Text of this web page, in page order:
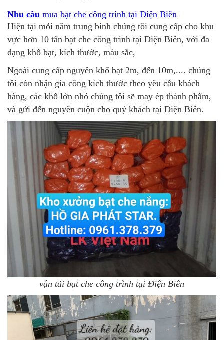
Nhu cầu mua bạt che công trình tại Điện Biên
Hiện tại mỗi năm trung bình chúng tôi cung cấp cho khu
vực hơn 10 tấn bạt che công trình tại Điện Biên, với đa
dạng khổ bạt, kích thước, màu sắc,
Ngoài cung cấp nguyên khổ bạt 2m, đến 10m,.... chúng
tôi còn nhận gia công kích thước theo yêu cầu khách
hàng, các khổ lớn nhỏ chúng tôi sẽ may ép thành phẩm,
và gửi đến nguyên cuộn cho quý khách tại Điện Biên.
vận tải bạt che công trình tại Điện Biên